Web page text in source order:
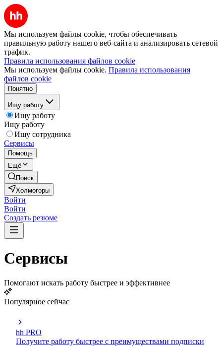
Мы используем файлы cookie, чтобы обеспечивать
правильную работу нашего веб-сайта и анализировать сетевой
трафик.
Правила использования файлов cookie
Мы используем файлы cookie. Правила использования
файлов cookie
Понятно
Ищу работу
Ищу работу
Ищу работу
Ищу сотрудника
Сервисы
Помощь
Ещё
Поиск
Холмогоры
Войти
Войти
Создать резюме
Сервисы
Помогают искать работу быстрее и эффективнее
Популярное сейчас
hh PRO
Получите работу быстрее с преимуществами подписки